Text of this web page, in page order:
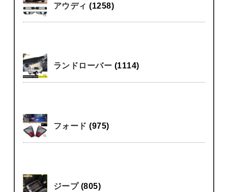
アウディ(1258)
ランドローバー (1114)
フォード(975)
ジープ (805)